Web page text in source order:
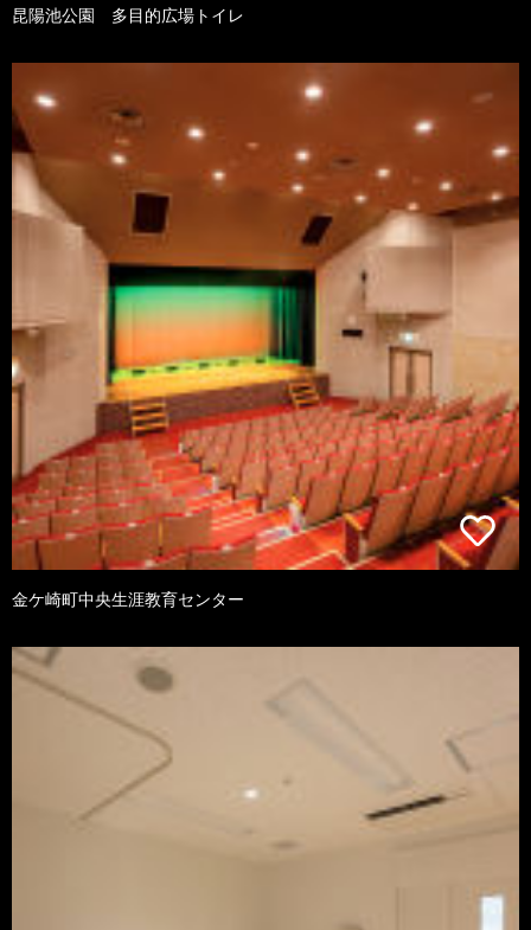
昆陽池公園 多目的広場トイレ
金ケ崎町中央生涯教育センター